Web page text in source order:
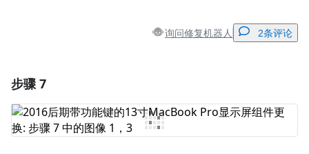
询问修复机器人 2条评论
添加评论
步骤 7